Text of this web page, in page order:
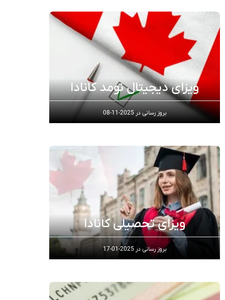
ویزای دیجیتال نومد کانادا
بروز رسانی در2025-11-08
ویزای تحصیلی کانادا
بروز رسانی در2025-01-17